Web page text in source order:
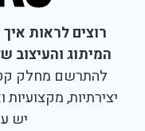
רוצים לראות
המיתוג והעיצוב
להתרשם מחלק
יצירתיות,
יש